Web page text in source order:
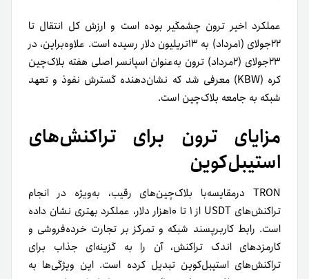
عملکرد اخیر ترون چشمگیر بوده است و ارزش کل انتقال تا
۲۲جولای (۱مرداد) به ۱۳تریلیون دلار رسیده است. علاوه‌براین، در
۲۳جولای (۲مرداد) ترون به‌عنوان اسپانسر اصلی هفته بلاک‌چین
کره (KBW) معرفی شد که نشان‌دهنده گسترش نفوذ و تعهد
شبکه به جامعه بلاک‌چین است.
مزایای ترون برای تراکنش‌های
استیبل‌کوین
TRON درمقایسه‌با بلاک‌چین‌های رقیب، به‌ویژه در انجام
تراکنش‌های USDT از ۱ تا ۱۰هزار دلار، عملکرد بهتری نشان داده
است. رابط کاربرپسند شبکه و تمرکز بر تجارت خرده‌فروشی و
کارمزدهای اندک تراکنش، آن را به گزینه‌ای جذاب برای
تراکنش‌های استیبل‌کوین تبدیل کرده است. این ویژگی‌ها به